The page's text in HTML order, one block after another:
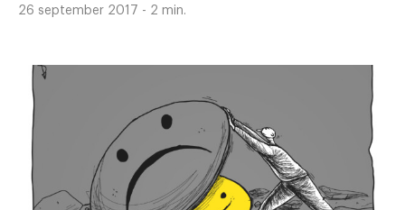
26 september 2017 - 2 min.